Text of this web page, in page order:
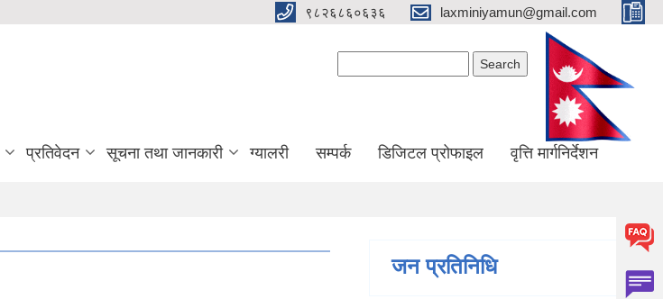
९८२६८६०६३६ laxminiyamun@gmail.com
प्रतिवेदन सूचना तथा जानकारी ग्यालरी सम्पर्क डिजिटल प्रोफाइल वृत्ति मार्गनिर्देशन
जन प्रतिनिधि